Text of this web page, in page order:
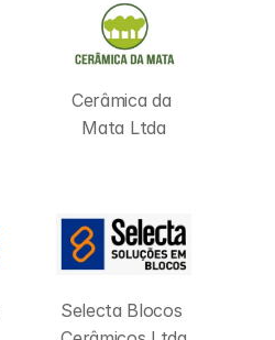
Cerâmica da
Mata Ltda
Selecta Blocos